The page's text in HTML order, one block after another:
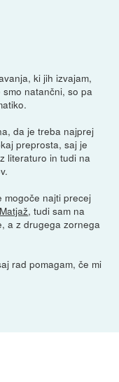
ki jih izvajam,
natančni, so pa
da je treba najprej
preprosta, saj je
literaturo in tudi na
mogoče najti precej
Matjaž, tudi sam na
a z drugega zornega
rad pomagam, če mi